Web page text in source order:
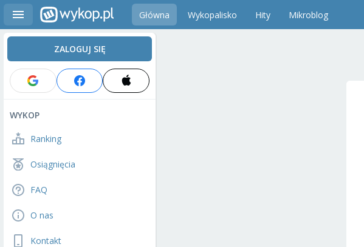
Główna Wykopalisko Hity Mikroblog
ZALOGUJ SIĘ
WYKOP
Ranking
Osiągnięcia
FAQ
O nas
Kontakt